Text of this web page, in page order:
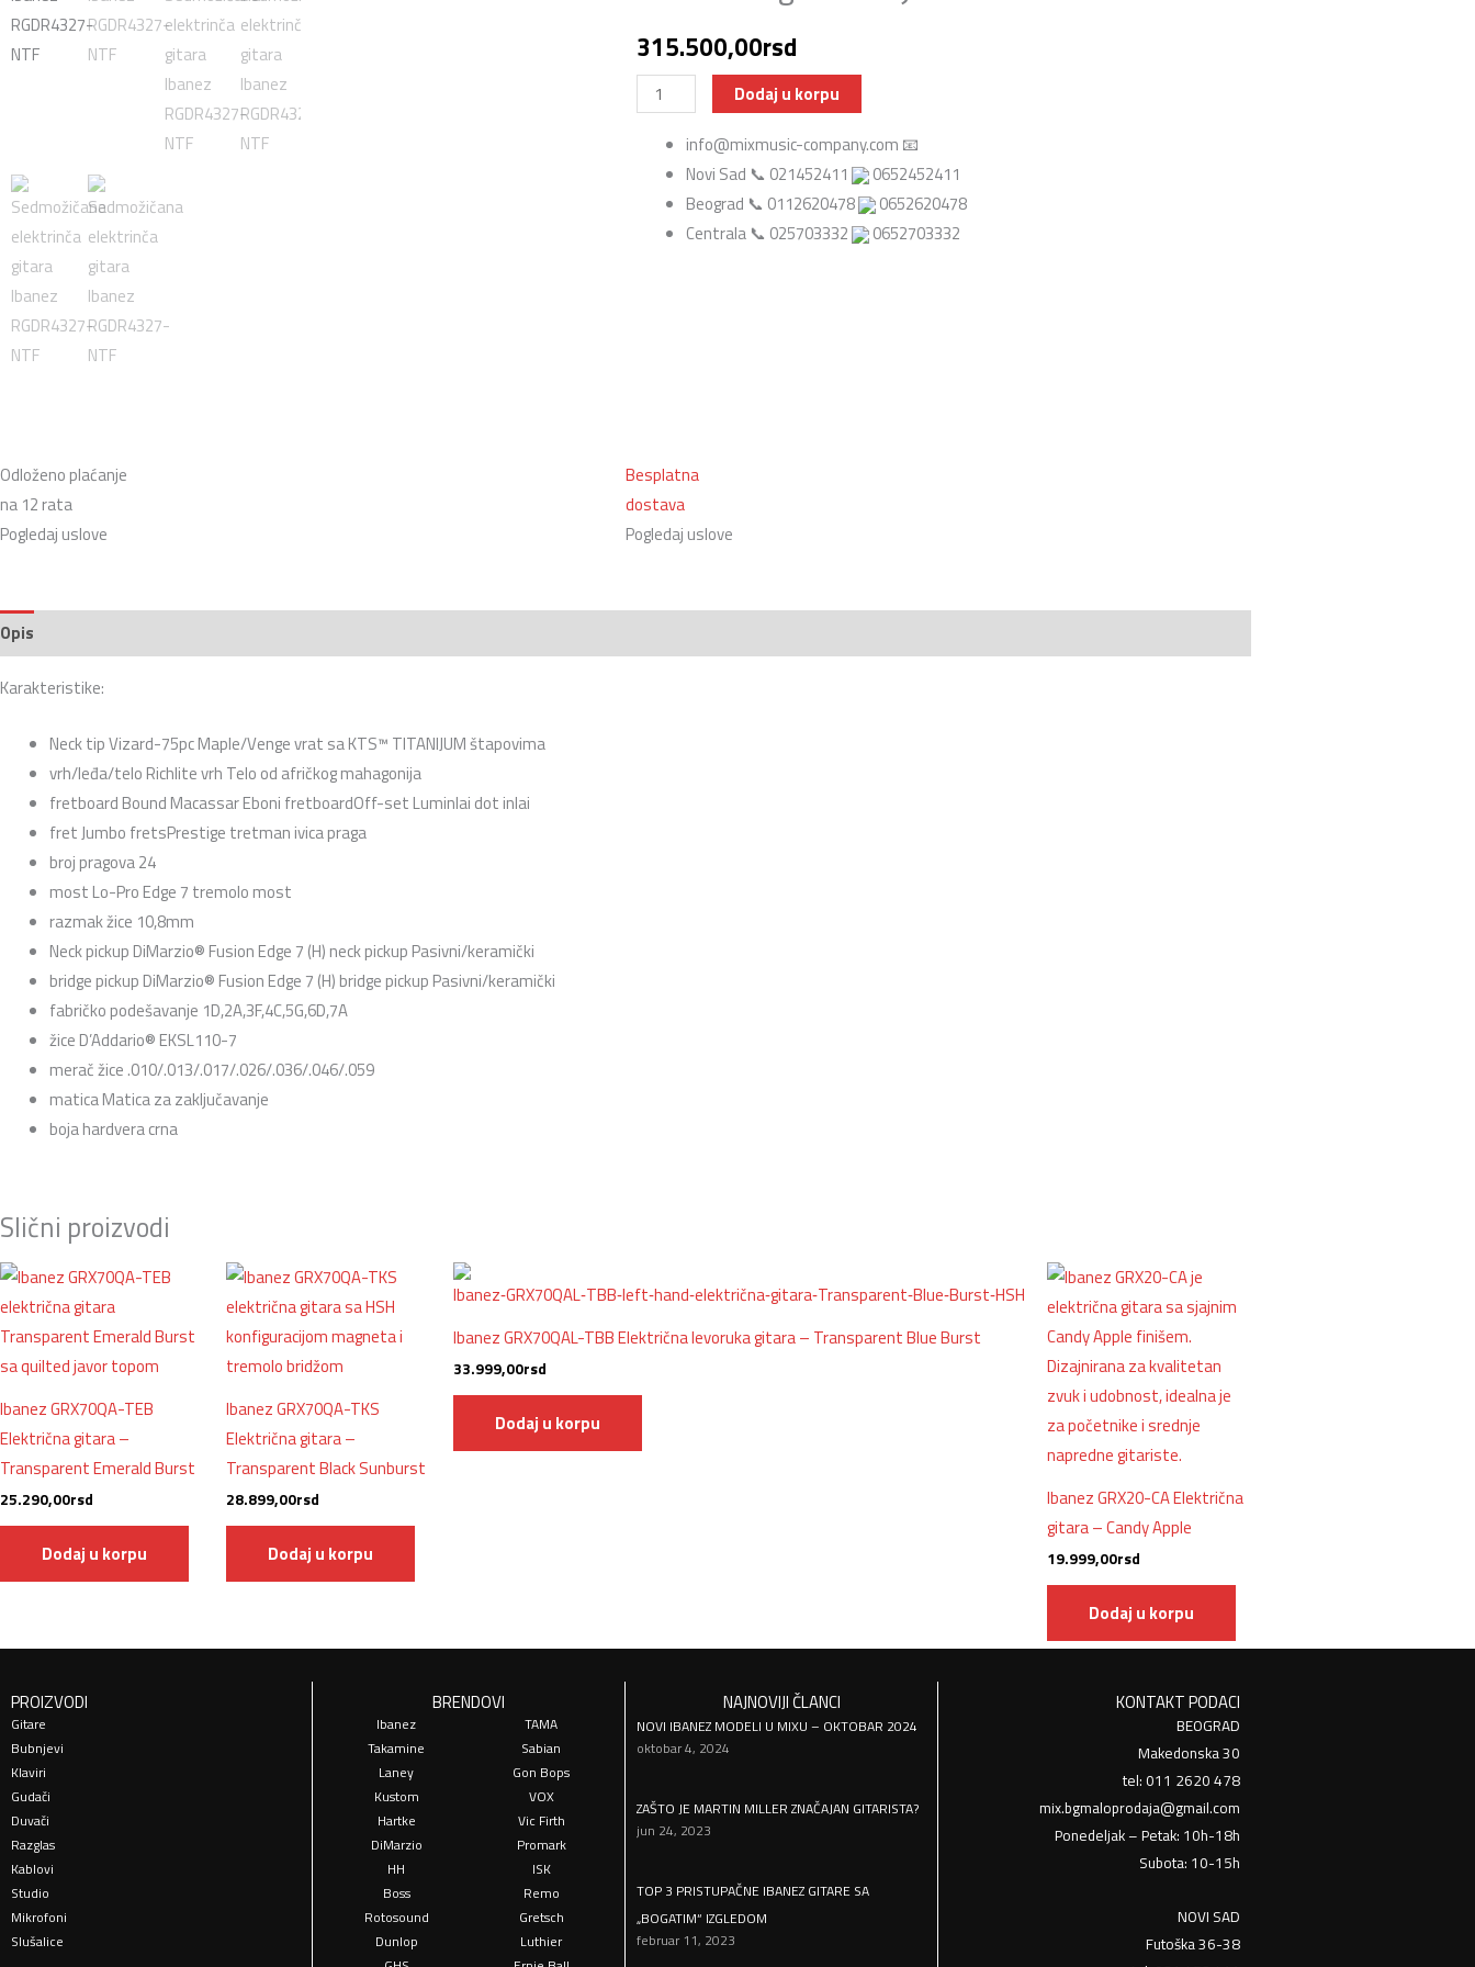
315.500,00rsd
Ibanez
RGDR4327-
Sedmožičana
elektrinča
gitara
Dodaj u korpu
info@mixmusic-company.com 📧
Novi Sad 📞 021452411
0652452411
Beograd 📞 0112620478
0652620478
Centrala 📞 025703332
0652703332
Odloženo plaćanje
na 12 rata
Pogledaj uslove
Besplatna
dostava
Pogledaj uslove
Opis
Karakteristike:
Neck tip Vizard-75pc Maple/Venge vrat sa KTS™ TITANIJUM štapovima
vrh/leđa/telo Richlite vrh Telo od afričkog mahagonija
fretboard Bound Macassar Eboni fretboardOff-set Luminlai dot inlai
fret Jumbo fretsPrestige tretman ivica praga
broj pragova 24
most Lo-Pro Edge 7 tremolo most
razmak žice 10,8mm
Neck pickup DiMarzio® Fusion Edge 7 (H) neck pickup Pasivni/keramički
bridge pickup DiMarzio® Fusion Edge 7 (H) bridge pickup Pasivni/keramički
fabričko podešavanje 1D,2A,3F,4C,5G,6D,7A
žice D’Addario® EKSL110-7
merač žice .010/.013/.017/.026/.036/.046/.059
matica Matica za zaključavanje
boja hardvera crna
Slični proizvodi
Ibanez GRX70QA-TEB
Električna gitara –
Transparent Emerald Burst
25.290,00rsd
Dodaj u korpu
Ibanez GRX70QA-TKS
Električna gitara –
Transparent Black Sunburst
28.899,00rsd
Dodaj u korpu
Ibanez GRX70QAL-TBB Električna levoruka gitara – Transparent Blue Burst
33.999,00rsd
Dodaj u korpu
Ibanez GRX20-CA Električna
gitara – Candy Apple
19.999,00rsd
Dodaj u korpu
PROIZVODI
Gitare
Bubnjevi
Klaviri
Gudači
Duvači
Razglas
Kablovi
Studio
Mikrofoni
Slušalice
BRENDOVI
Ibanez
Takamine
Laney
Kustom
Hartke
DiMarzio
HH
Boss
Rotosound
Dunlop
TAMA
Sabian
Gon Bops
VOX
Vic Firth
Promark
ISK
Remo
Gretsch
Luthier
NAJNOVIJI ČLANCI
NOVI IBANEZ MODELI U MIXU – OKTOBAR 2024
oktobar 4, 2024
ZAŠTO JE MARTIN MILLER ZNAČAJAN GITARISTA?
jun 24, 2023
TOP 3 PRISTUPAČNE IBANEZ GITARE SA
„BOGATIM“ IZGLEDOM
februar 11, 2023
KONTAKT PODACI
BEOGRAD
Makedonska 30
tel: 011 2620 478
mix.bgmaloprodaja@gmail.com
Ponedeljak – Petak: 10h-18h
Subota: 10-15h
NOVI SAD
Futoška 36-38